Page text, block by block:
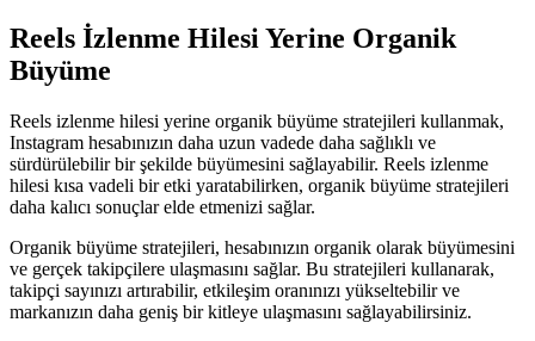
Reels İzlenme Hilesi Yerine Organik
Büyüme
Reels izlenme hilesi yerine organik büyüme stratejileri kullanmak,
Instagram hesabınızın daha uzun vadede daha sağlıklı ve
sürdürülebilir bir şekilde büyümesini sağlayabilir. Reels izlenme
hilesi kısa vadeli bir etki yaratabilirken, organik büyüme stratejileri
daha kalıcı sonuçlar elde etmenizi sağlar.
Organik büyüme stratejileri, hesabınızın organik olarak büyümesini
ve gerçek takipçilere ulaşmasını sağlar. Bu stratejileri kullanarak,
takipçi sayınızı artırabilir, etkileşim oranınızı yükseltebilir ve
markanızın daha geniş bir kitleye ulaşmasını sağlayabilirsiniz.